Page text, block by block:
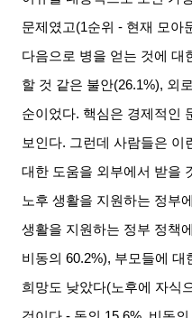
문제였고(1순위 - 현재 모아
다음으로 병을 얻는 것에 대
할 것 같은 불안(26.1%), 외
순이었다. 핵심은 경제적인
보인다. 그런데 사람들은 이
대한 도움을 외부에서 받을
노후 생활을 지원하는 정부
생활을 지원하는 정부 정책
비동의 60.2%), 부모들에 대
희망도 낮았다(노후에 자식